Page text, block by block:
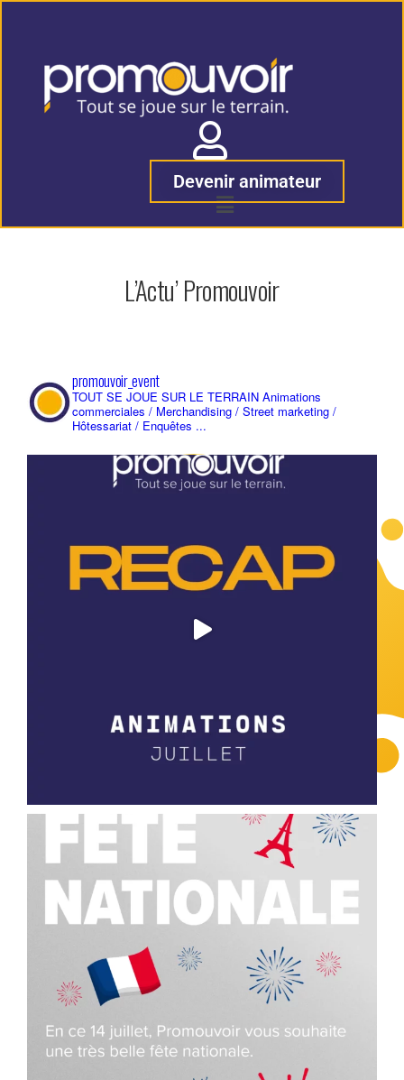
Devenir animateur
L’Actu’ Promouvoir
promouvoir_event
TOUT SE JOUE SUR LE TERRAIN Animations
commerciales / Merchandising / Street marketing /
Hôtessariat / Enquêtes ...